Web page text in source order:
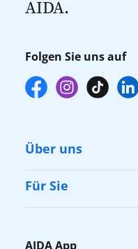
AIDA.
Folgen Sie uns auf
Über uns
Cruise & Help
Karriere
Für Sie
Gästefragebogen
AIDA App